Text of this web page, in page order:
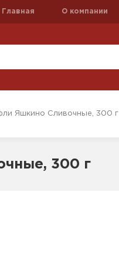
Главная О компании
Яшкино Сливочные, 300 г
300 г